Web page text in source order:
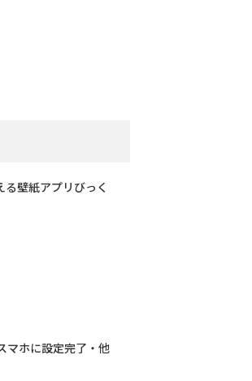
壁紙アプリびっく
マホに設定完了・他